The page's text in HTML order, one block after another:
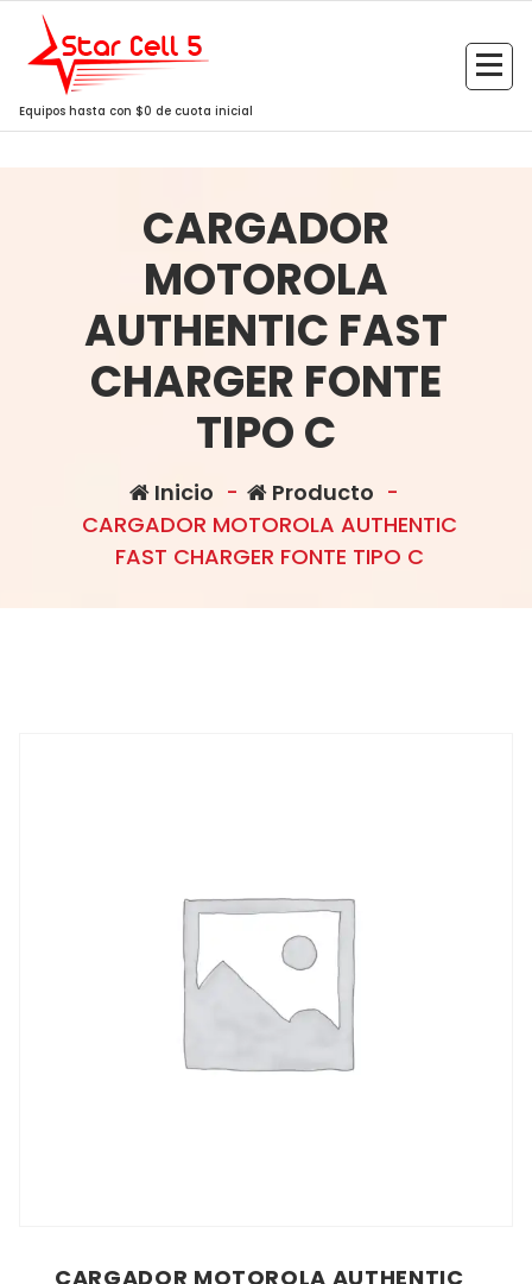
Saltar
contenido
Equipos hasta con $0 de cuota inicial
CARGADOR
MOTOROLA
AUTHENTIC FAST
CHARGER FONTE
TIPO C
Inicio - Producto -
CARGADOR MOTOROLA AUTHENTIC
FAST CHARGER FONTE TIPO C
CARGADOR MOTOROLA AUTHENTIC